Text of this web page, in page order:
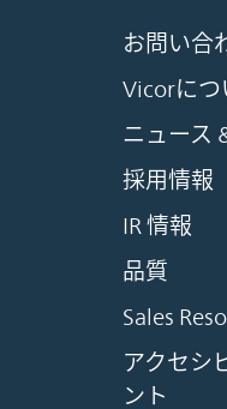
お問い合
Vicorにつ
ニュース
採用情報
IR 情報
品質
Sales
アクセシ
ント